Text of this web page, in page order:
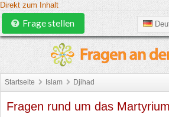
Direkt zum Inhalt
Frage stellen
Startseite Islam Djihad
Fragen rund um das Martyrium